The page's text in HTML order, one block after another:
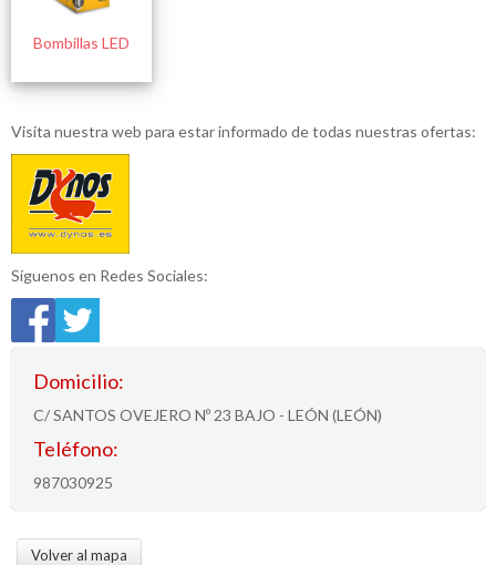
Bombillas LED
Visita nuestra web para estar informado de todas nuestras ofertas:
Síguenos en Redes Sociales:
Domicilio:
C/ SANTOS OVEJERO Nº 23 BAJO - LEÓN (LEÓN)
Teléfono:
987030925
Volver al mapa